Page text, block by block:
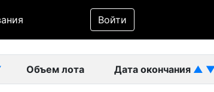
Войти
Фильтр
Объем лота Дата окончания ▲